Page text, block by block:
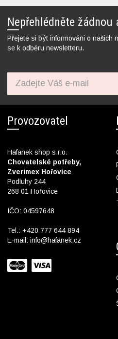
Nepřehlédněte žádnou
Přejete si být informováni o našich
se k odběru newsletteru.
Provozovatel
Hafanek shop s.r.o.
Chovatelské potřeby,
Zverimex Hořovice
Podluhy 244
268 01 Hořovice
IČO: 04597648
Tel.: +420 777 644 894
E-mail: info@hafanek.cz